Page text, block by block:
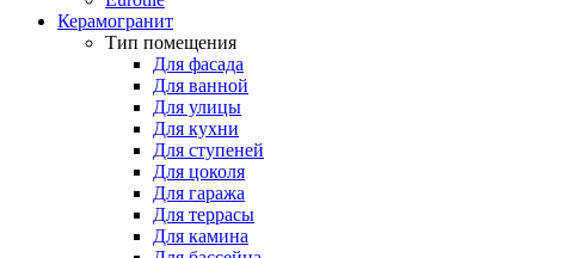
Керамогранит
Тип помещения
Для фасада
Для ванной
Для улицы
Для кухни
Для ступеней
Для цоколя
Для гаража
Для террасы
Для камина